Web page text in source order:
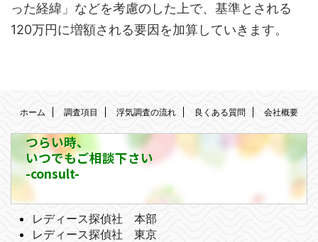
った経緯」などを考慮のした上で、基準とされる
120万円に増額される要因を加算していきます。
ホーム 調査項目 浮気調査の流れ 良くある質問 会社概要
つらい時、
いつでもご相談下さい
-consult-
レディース探偵社 本部
レディース探偵社 東京